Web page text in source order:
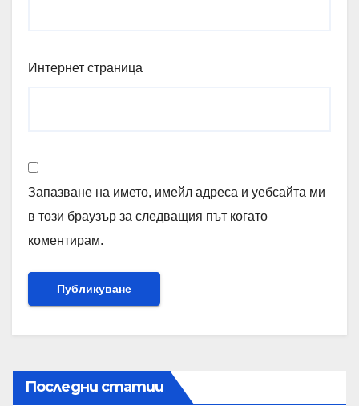
Интернет страница
Запазване на името, имейл адреса и уебсайта ми
в този браузър за следващия път когато
коментирам.
Последни статии